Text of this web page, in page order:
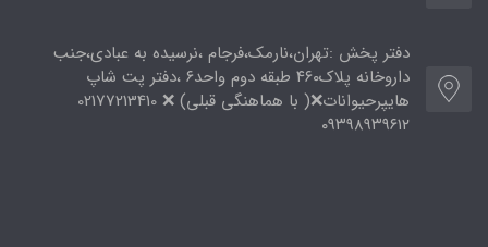
دفتر پخش :تهران،نارمک،فرجام ،نرسیده به عبادی،جنب
داروخانه پلاک۴۶۰ طبقه دوم واحد۶ ،دفتر پت شاپ
هایپرحیوانات❌( با هماهنگی قبلی) ❌ 02177213410
۰۹۳۹۸۹۳۹۶۱۲